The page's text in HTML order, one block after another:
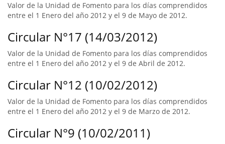
Valor de la Unidad de Fomento para los días comprendidos
entre el 1 Enero del año 2012 y el 9 de Mayo de 2012.
Circular N°17 (14/03/2012)
Valor de la Unidad de Fomento para los días comprendidos
entre el 1 Enero del año 2012 y el 9 de Abril de 2012.
Circular N°12 (10/02/2012)
Valor de la Unidad de Fomento para los días comprendidos
entre el 1 Enero del año 2012 y el 9 de Marzo de 2012.
Circular N°9 (10/02/2011)